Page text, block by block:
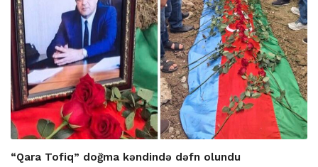
“Qara Tofiq” doğma kəndində dəfn olundu